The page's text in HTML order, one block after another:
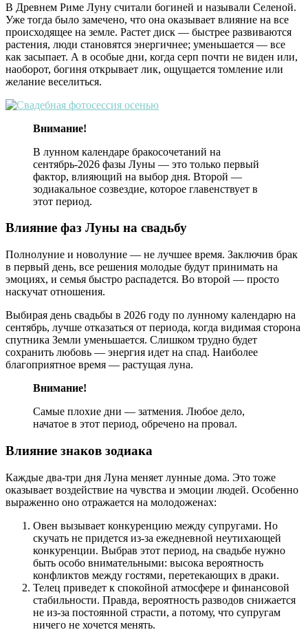
В Древнем Риме Луну считали богиней и называли Селеной.
Уже тогда было замечено, что она оказывает влияние на все
происходящее на земле. Растет диск — быстрее развиваются
растения, люди становятся энергичнее; уменьшается — все
как засыпает. А в особые дни, когда серп почти не виден или,
наоборот, богиня открывает лик, ощущается томление или
желание веселиться.
Внимание!
В лунном календаре бракосочетаний на
сентябрь-2026 фазы Луны — это только первый
фактор, влияющий на выбор дня. Второй —
зодиакальное созвездие, которое главенствует в
этот период.
Влияние фаз Луны на свадьбу
Полнолуние и новолуние — не лучшее время. Заключив брак
в первый день, все решения молодые будут принимать на
эмоциях, и семья быстро распадется. Во второй — просто
наскучат отношения.
Выбирая день свадьбы в 2026 году по лунному календарю на
сентябрь, лучше отказаться от периода, когда видимая сторона
спутника Земли уменьшается. Слишком трудно будет
сохранить любовь — энергия идет на спад. Наиболее
благоприятное время — растущая луна.
Внимание!
Самые плохие дни — затмения. Любое дело,
начатое в этот период, обречено на провал.
Влияние знаков зодиака
Каждые два-три дня Луна меняет лунные дома. Это тоже
оказывает воздействие на чувства и эмоции людей. Особенно
выраженно оно отражается на молодоженах:
Овен вызывает конкуренцию между супругами. Но
скучать не придется из-за ежедневной неутихающей
конкуренции. Выбрав этот период, на свадьбе нужно
быть особо внимательными: высока вероятность
конфликтов между гостями, перетекающих в драки.
Телец приведет к спокойной атмосфере и финансовой
стабильности. Правда, вероятность разводов снижается
не из-за постоянной страсти, а потому, что супругам
ничего не хочется менять.